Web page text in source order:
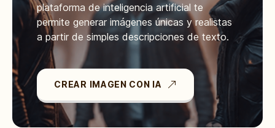
plataforma de inteligencia artificial te
permite generar imágenes únicas y realistas
a partir de simples descripciones de texto.
CREAR IMAGEN CON IA